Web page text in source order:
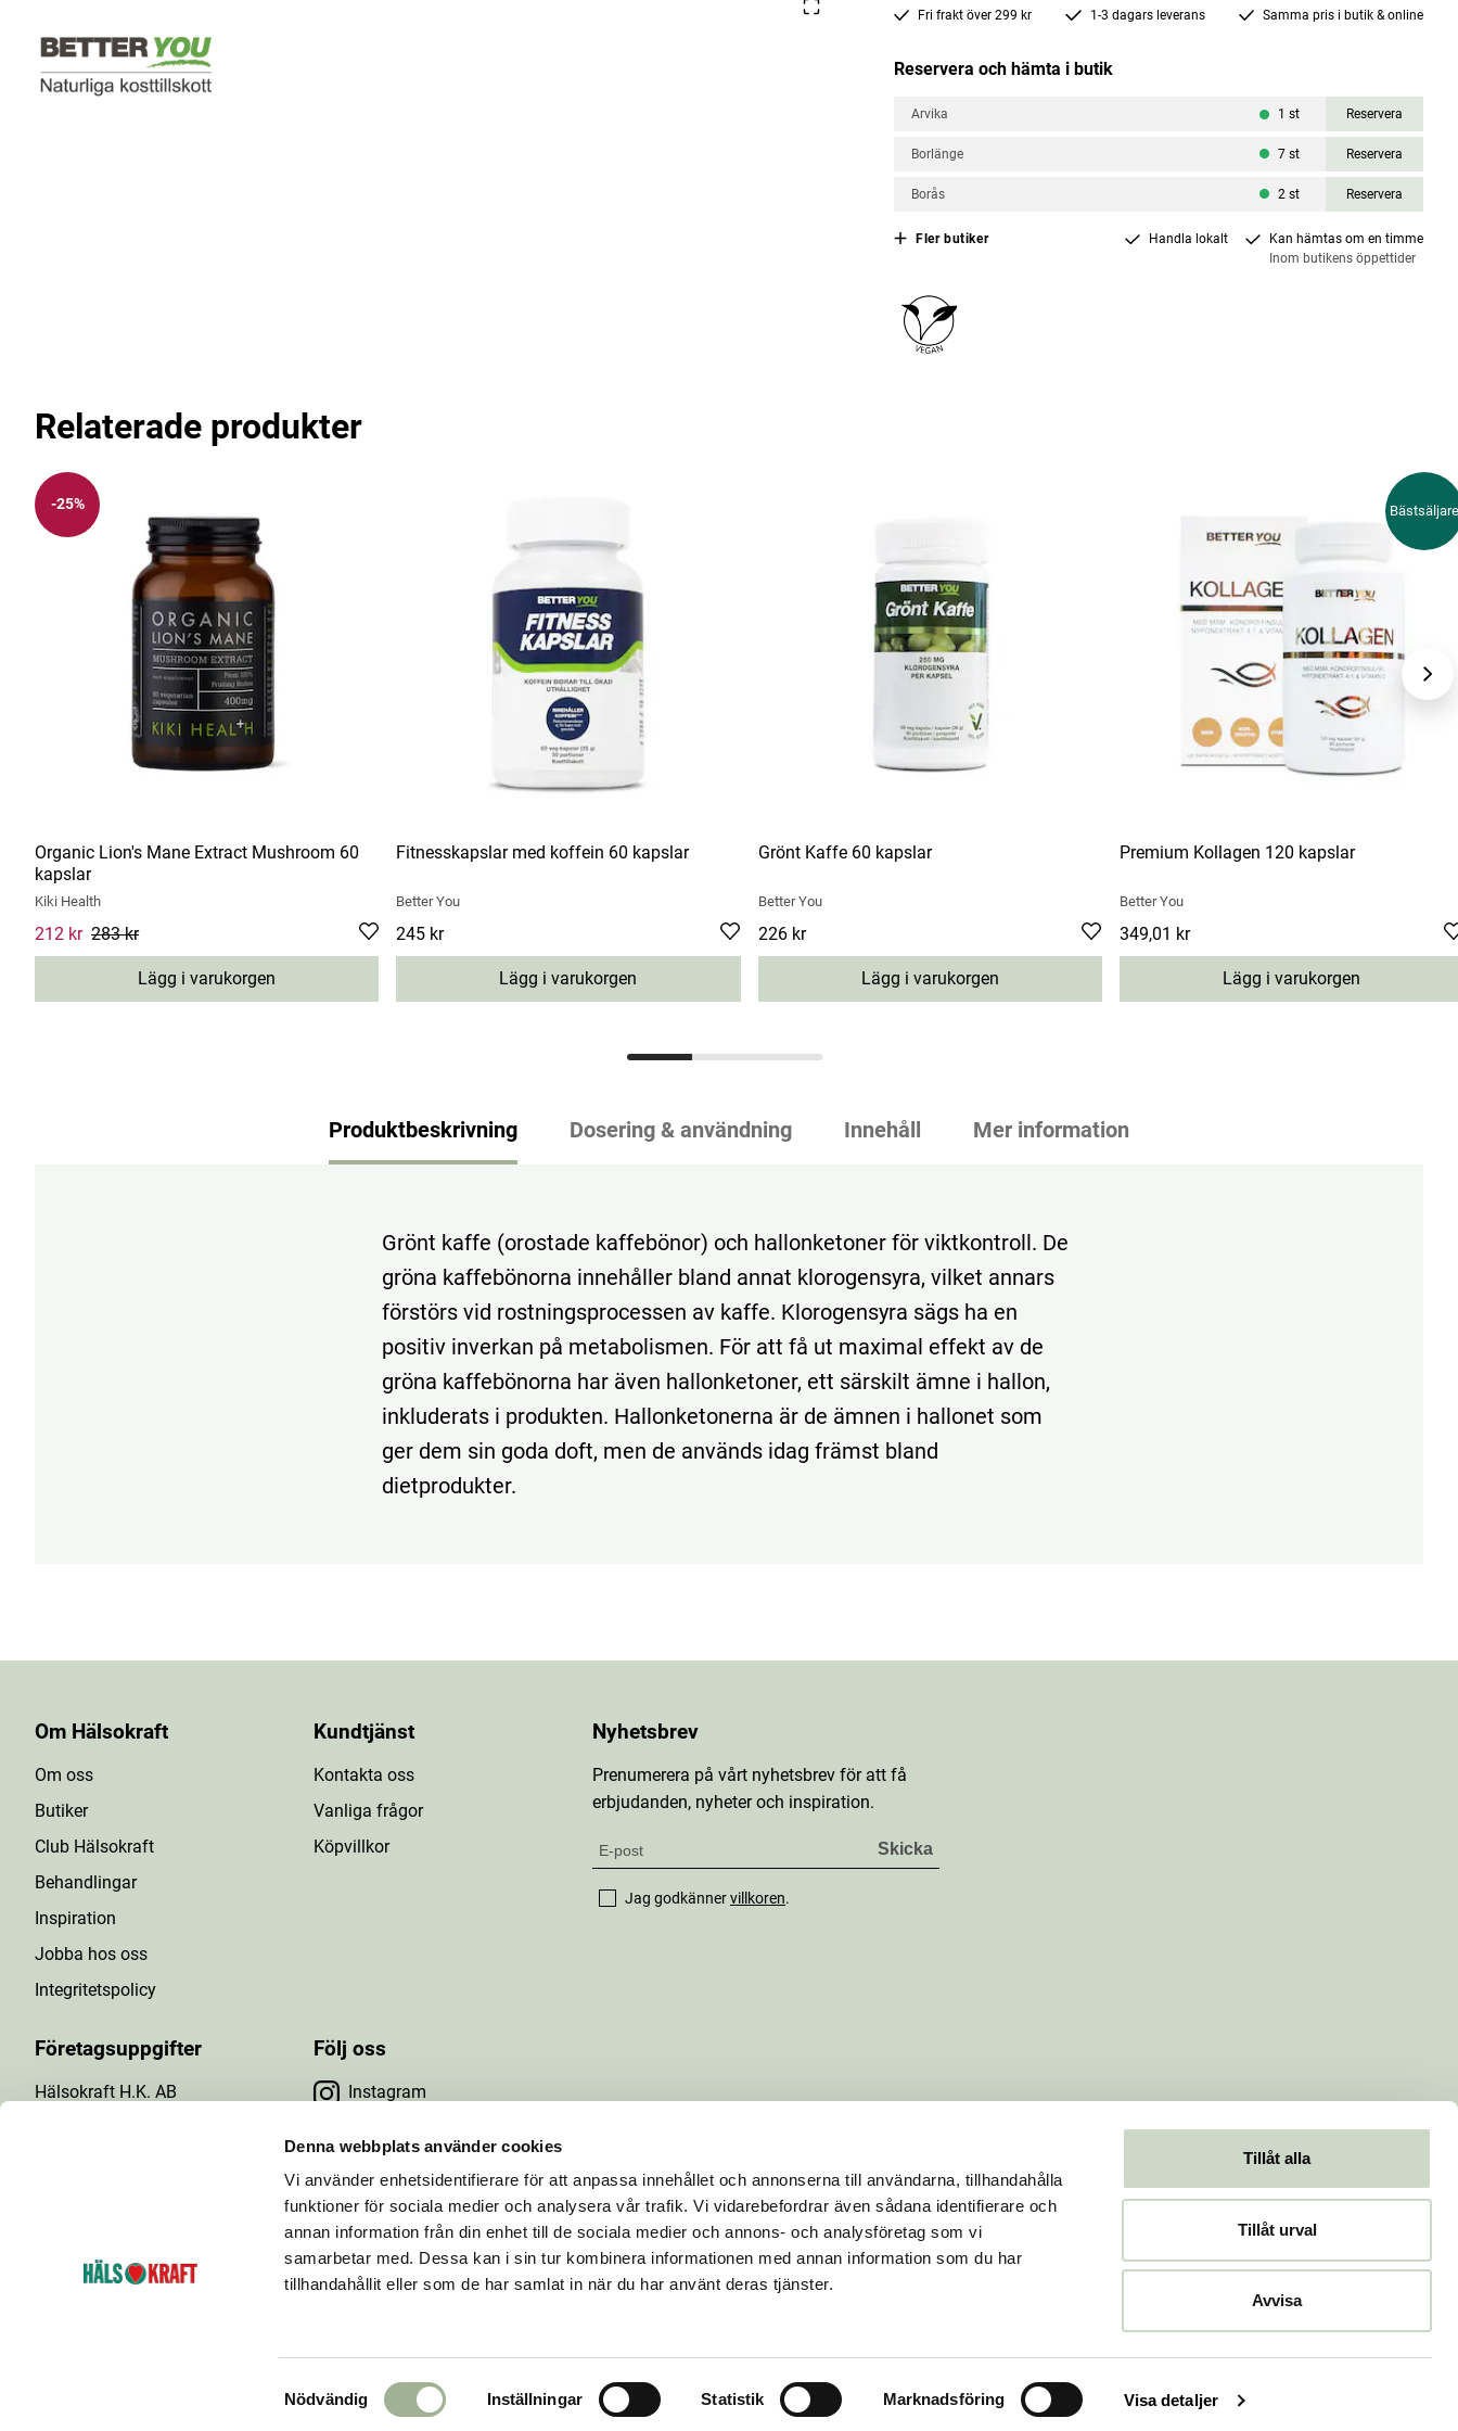
Denna webbplats använder cookies
Vi använder enhetsidentifierare för att anpassa innehållet och annonserna till användarna, tillhandahålla
funktioner för sociala medier och analysera vår trafik. Vi vidarebefordrar även sådana identifierare och
annan information från din enhet till de sociala medier och annons- och analysföretag som vi
samarbetar med. Dessa kan i sin tur kombinera informationen med annan information som du har
tillhandahållit eller som de har samlat in när du har använt deras tjänster.
Nödvändig Inställningar Statistik Marknadsföring Visa detaljer
Tillåt alla
Tillåt urval
Avvisa
Fri frakt över 299 kr 1-3 dagars leverans Samma pris i butik & online
Reservera och hämta i butik
Arvika 1 st Reservera
Borlänge 7 st Reservera
Borås 2 st Reservera
Fler butiker Handla lokalt
Kan hämtas om en timme
Inom butikens öppettider
Relaterade produkter
-25%
Organic Lion's Mane Extract Mushroom 60
kapslar
Kiki Health
Current price:
212 kr 283 kr
Lägg i varukorgen
Fitnesskapslar med koffein 60 kapslar
Better You
Pris :245 kr
245 kr
Lägg i varukorgen
Grönt Kaffe 60 kapslar
Better You
Pris:226 kr
226 kr
Lägg i varukorgen
Premium Kollagen 120 kapslar
Better You
Pris:349,01 kr
349,01 kr
Lägg i varukorgen
Produktbeskrivning Dosering & användning Innehåll Mer information
Grönt kaffe (orostade kaffebönor) och hallonketoner för viktkontroll. De
gröna kaffebönorna innehåller bland annat klorogensyra, vilket annars
förstörs vid rostningsprocessen av kaffe. Klorogensyra sägs ha en
positiv inverkan på metabolismen. För att få ut maximal effekt av de
gröna kaffebönorna har även hallonketoner, ett särskilt ämne i hallon,
inkluderats i produkten. Hallonketonerna är de ämnen i hallonet som
ger dem sin goda doft, men de används idag främst bland
dietprodukter.
Om Hälsokraft
Om oss
Butiker
Club Hälsokraft
Behandlingar
Inspiration
Jobba hos oss
Integritetspolicy
Kundtjänst
Kontakta oss
Vanliga frågor
Köpvillkor
Företagsuppgifter
Hälsokraft H.K. AB
Följ oss
Instagram
Facebook
YouTube
Nyhetsbrev
Prenumerera på vårt nyhetsbrev för att få
erbjudanden, nyheter och inspiration.
Jag godkännervillkoren.
bestående av ett 60-tal hälsokostbutiker som ägs och